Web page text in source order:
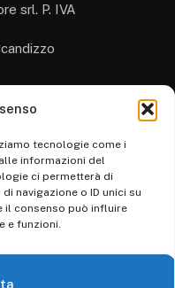
tecnologie come i
informazioni del
ci permetterà di
navigazione o ID unici su
il consenso può influire
e funzioni.
srl. P. IVA